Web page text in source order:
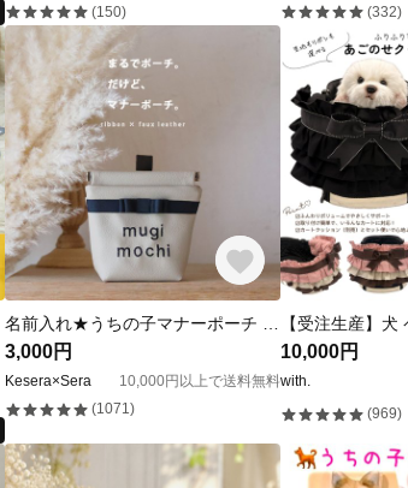
(150)
(332)
名前入れ★うちの子マナーポーチ / カスタムマナーポーチ 抗菌消臭フェイクレザー / 犬 うんち袋 お散歩バッグ
3,000円
Kesera×Sera
10,000円以上で送料無料
(1071)
10,000円
with.
(969)